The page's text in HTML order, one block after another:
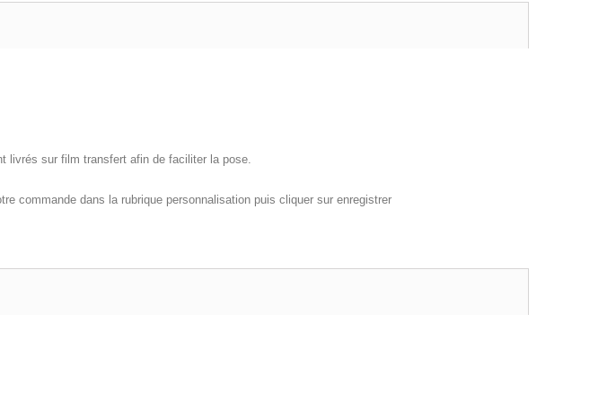
livrés sur film transfert afin de faciliter la pose.
commande dans la rubrique personnalisation puis cliquer sur enregistrer